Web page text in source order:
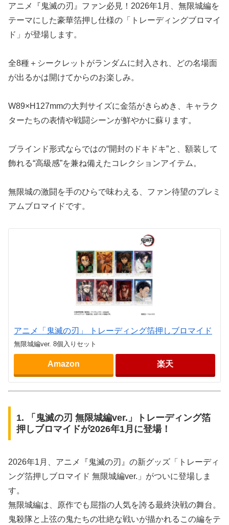
アニメ『鬼滅の刃』ファン必見！2026年1月、無限城編を
テーマにした豪華箔押し仕様の「トレーディングブロマイ
ド」が登場します。
全8種＋シークレットがランダムに封入され、どの名場面
が出るかは開けてからのお楽しみ。
W89×H127mmの大判サイズに金箔がきらめき、キャラク
ターたちの表情や戦闘シーンが鮮やかに蘇ります。
ブラインド形式ならではの“開封のドキドキ”と、額装して
飾れる“高級感”を兼ね備えたコレクションアイテム。
無限城の激闘を手のひらで味わえる、ファン待望のプレミ
アムブロマイドです。
アニメ「鬼滅の刃」 トレーディング箔押しブロマイド
無限城編ver. 8個入りセット
Amazon 楽天
1. 「鬼滅の刃 無限城編ver.」トレーディング箔
押しブロマイドが2026年1月に登場！
2026年1月、アニメ『鬼滅の刃』の新グッズ「トレーディ
ング箔押しブロマイド 無限城編ver.」がついに登場しま
す。
無限城編は、原作でも屈指の人気を誇る最終決戦の舞台。
鬼殺隊と上弦の鬼たちの壮絶な戦いが描かれるこの編をテ